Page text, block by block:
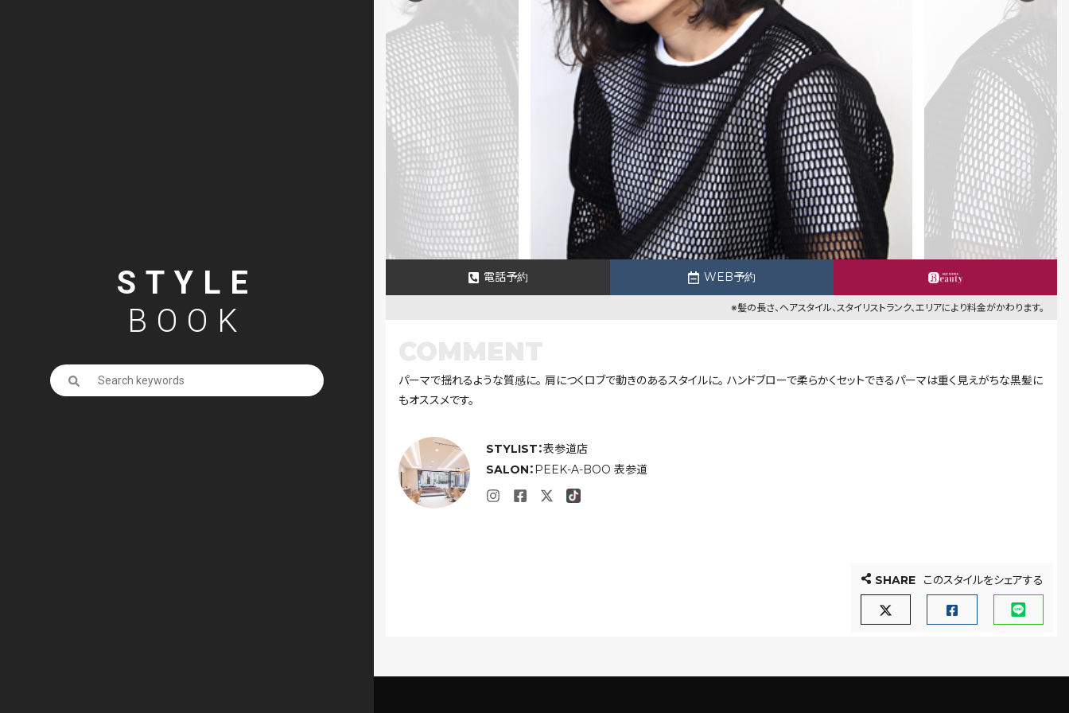
STYLE
BOOK
電話予約 WEB予約
※髪の長さ、ヘアスタイル、スタイリストランク、エリアにより料金がかわります。
STYLIST：表参道店
SALON： PEEK-A-BOO 表参道
パーマで揺れるような質感に。 肩につくロブで動きのあるスタイルに。 ハンドブローで柔らかくセットできるパーマは重く見えがちな黒髪に
もオススメです。
SHARE このスタイルをシェアする